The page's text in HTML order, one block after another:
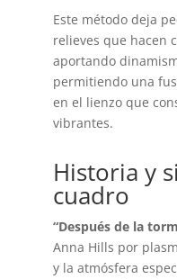
Este método deja
relieves que hacen
aportando
permitiendo una
en el lienzo que
vibrantes.
Historia y
cuadro
“Después de la
Anna Hills por
y la atmósfera